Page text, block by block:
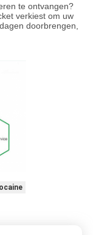
te ontvangen?
verkiest om uw
doorbrengen,